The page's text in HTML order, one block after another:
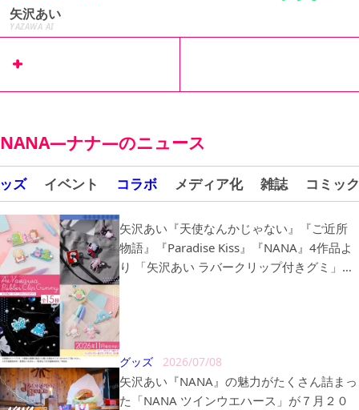
矢沢あい
YAZAWA AI
NANA―ナナ―のニュース
ズ イベント コラボ メディア化 雑誌 コミッ
矢沢あい『天使なんかじゃない』『ご近所
物語』『Paradise Kiss』『NANA』4作品よ
り 「矢沢あい ラバークリップ付きグミ」の
グッズ 2026/07/08
矢沢あい『NANA』の魅力がたくさん詰まっ
た「NANA ツインウエハース」が７月２０